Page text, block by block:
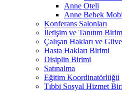
Anne Oteli
Anne Bebek
Konferans Salonları
İletişim ve Tanıtım
Çalışan Hakları ve
Hasta Hakları Birimi
Disiplin Birimi
Satınalma
Eğitim Koordinatörlüğü
Tıbbi Sosyal Hizmet